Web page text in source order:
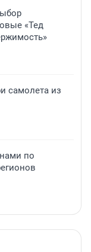
«Тед
самолета из
по